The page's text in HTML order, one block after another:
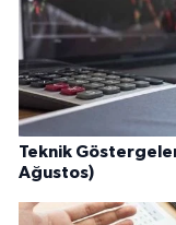
Teknik
Ağustos)